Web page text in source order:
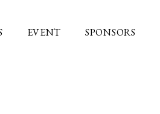
EVENT SPONSORS